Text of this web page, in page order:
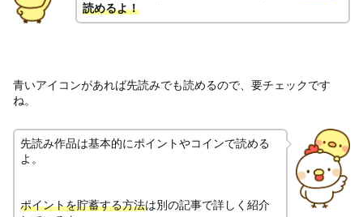
読めるよ！
青いアイコンがあれば先読みでも読めるので、要チェックです
ね。
先読み作品は基本的にポイントやコインで読める
よ。
ポイントを貯蓄する方法は別の記事で詳しく紹介